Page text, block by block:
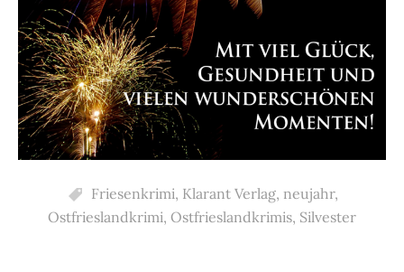
Friesenkrimi, Klarant Verlag, neujahr,
Ostfrieslandkrimi, Ostfrieslandkrimis, Silvester